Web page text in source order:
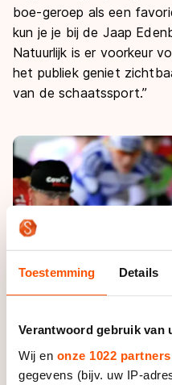
Toestemming Details
Verantwoord gebruik van
Wij en onze 1022 partners
gegevens (bijv. uw IP-
boe-geroep als een
kun je je bij de Jaap
Natuurlijk is er voorkeur
het publiek geniet
van de schaatssport.”